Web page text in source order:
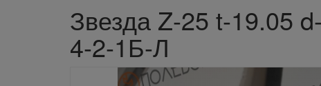
Звезда Z-25 t-19.05
4-2-1Б-Л